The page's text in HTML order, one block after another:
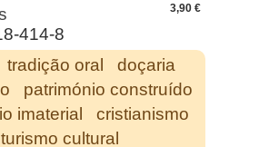
3,90 €
414-8
tradição oral
doçaria
património construído
imaterial
cristianismo
turismo cultural